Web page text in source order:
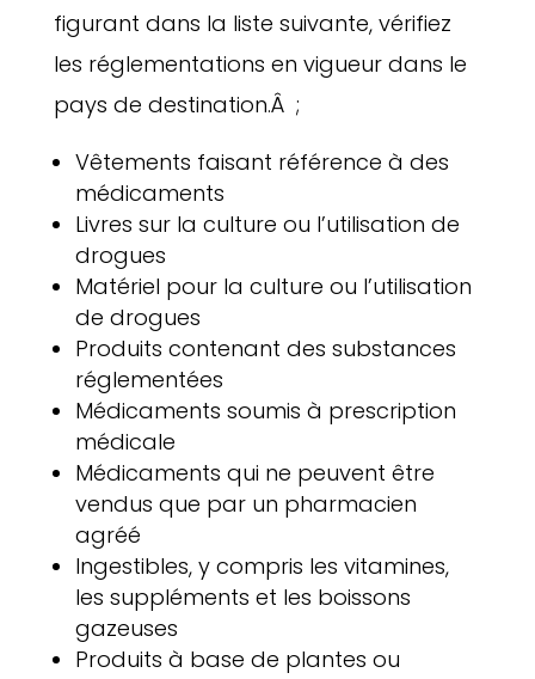
figurant dans la liste suivante, vérifiez
les réglementations en vigueur dans le
pays de destination.Â ;
Vêtements faisant référence à des
médicaments
Livres sur la culture ou l’utilisation de
drogues
Matériel pour la culture ou l’utilisation
de drogues
Produits contenant des substances
réglementées
Médicaments soumis à prescription
médicale
Médicaments qui ne peuvent être
vendus que par un pharmacien
agréé
Ingestibles, y compris les vitamines,
les suppléments et les boissons
gazeuses
Produits à base de plantes ou